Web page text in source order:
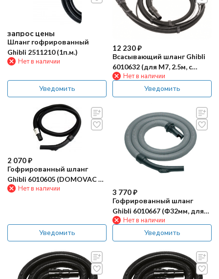
запрос цены
Шланг гофрированный
Ghibli 2511210 (1п.м.)
Нет в наличии
Уведомить
12 230₽
Всасывающий шланг Ghibli
6010632 (для M7, 2.5м, с
коленом)
Нет в наличии
Уведомить
2 070₽
Гофрированный шланг
Ghibli 6010605 (DOMOVAC в
сборе)Нет в наличии
Уведомить
3 770₽
Гофрированный шланг
Ghibli 6010667 (Ф32мм, для
AS6)Нет в наличии
Уведомить